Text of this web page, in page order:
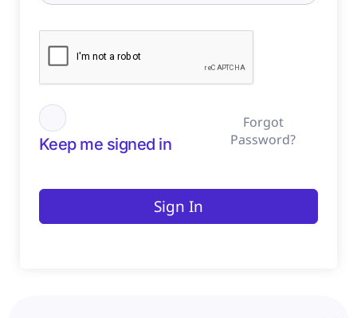
Keep me signed in
Forgot
Password?
Sign In